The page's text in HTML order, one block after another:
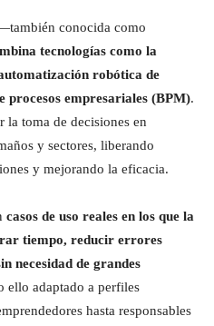
conocida como
tecnologías como la
robótica de
procesos empresariales (BPM).
la toma de decisiones en
y sectores, liberando
y mejorando la eficacia.
casos de uso reales en los que la
tiempo, reducir errores
necesidad de grandes
ello adaptado a perfiles
hasta responsables